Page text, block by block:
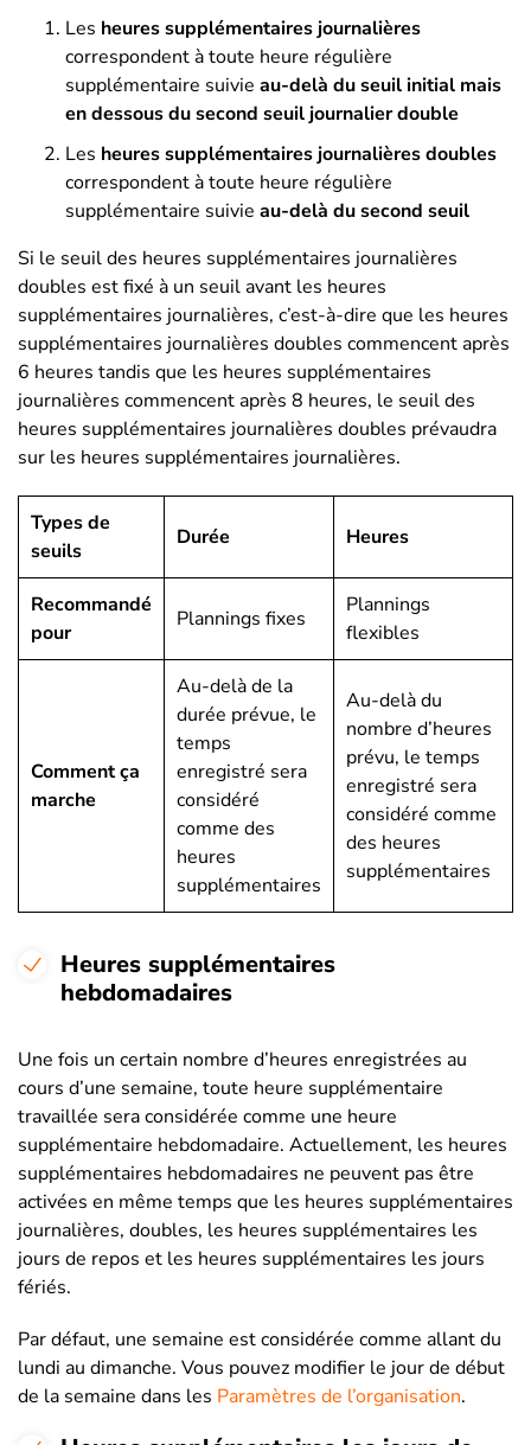
Les heures supplémentaires journalières
correspondent à toute heure régulière
supplémentaire suivie au-delà du seuil initial mais
en dessous du second seuil journalier double
Les heures supplémentaires journalières doubles
correspondent à toute heure régulière
supplémentaire suivie au-delà du second seuil
Si le seuil des heures supplémentaires journalières
doubles est fixé à un seuil avant les heures
supplémentaires journalières, c’est-à-dire que les heures
supplémentaires journalières doubles commencent après
6 heures tandis que les heures supplémentaires
journalières commencent après 8 heures, le seuil des
heures supplémentaires journalières doubles prévaudra
sur les heures supplémentaires journalières.
Types de
seuils
Durée Heures
Recommandé
pour
Plannings fixes
Plannings
flexibles
Comment ça
marche
Au-delà de la
durée prévue, le
temps
enregistré sera
considéré
comme des
heures
supplémentaires
Au-delà du
nombre d’heures
prévu, le temps
enregistré sera
considéré comme
des heures
supplémentaires
Heures supplémentaires
hebdomadaires
Une fois un certain nombre d’heures enregistrées au
cours d’une semaine, toute heure supplémentaire
travaillée sera considérée comme une heure
supplémentaire hebdomadaire. Actuellement, les heures
supplémentaires hebdomadaires ne peuvent pas être
activées en même temps que les heures supplémentaires
journalières, doubles, les heures supplémentaires les
jours de repos et les heures supplémentaires les jours
fériés.
Par défaut, une semaine est considérée comme allant du
lundi au dimanche. Vous pouvez modifier le jour de début
de la semaine dans les Paramètres de l’organisation.